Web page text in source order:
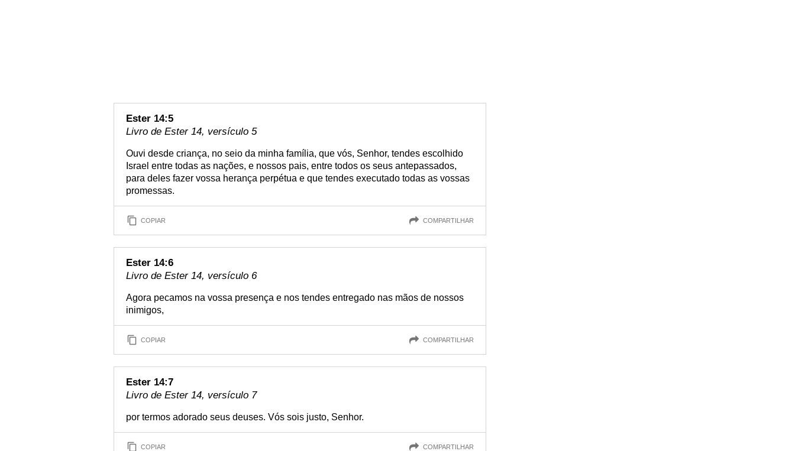
Ester 14:5
Livro de Ester 14, versículo 5
Ouvi desde criança, no seio da minha família, que vós, Senhor, tendes escolhido
Israel entre todas as nações, e nossos pais, entre todos os seus antepassados,
para deles fazer vossa herança perpétua e que tendes executado todas as vossas
promessas.
COPIAR COMPARTILHAR
Ester 14:6
Livro de Ester 14, versículo 6
Agora pecamos na vossa presença e nos tendes entregado nas mãos de nossos
inimigos,
COPIAR COMPARTILHAR
Ester 14:7
Livro de Ester 14, versículo 7
por termos adorado seus deuses. Vós sois justo, Senhor.
COPIAR COMPARTILHAR